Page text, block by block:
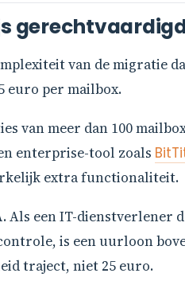
van de migratie
euro per mailbox.
van meer dan 100
enterprise-tool zoals
extra functionaliteit.
. Als een IT-dienstverlener
is een uurloon
traject, niet 25 euro.